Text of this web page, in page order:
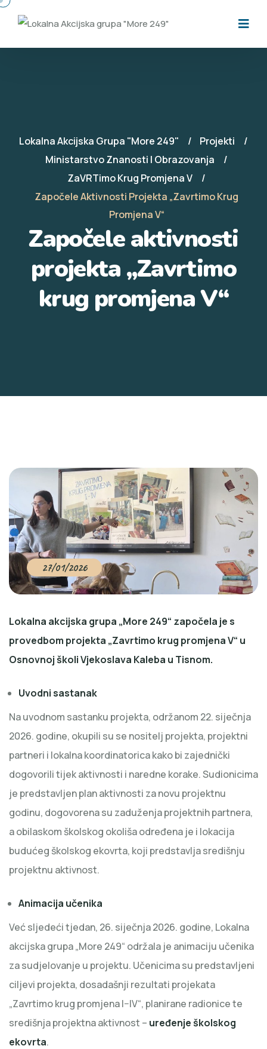
Lokalna Akcijska Grupa "More 249"
Projekti
Ministarstvo Znanosti I Obrazovanja
ZaVRTimo Krug Promjena V
Započele Aktivnosti Projekta „Zavrtimo Krug
Promjena V“
Započele aktivnosti
projekta „Zavrtimo
krug promjena V“
27/01/2026
Lokalna akcijska grupa „More 249“ započela je s
provedbom projekta „Zavrtimo krug promjena V“ u
Osnovnoj školi Vjekoslava Kaleba u Tisnom.
Uvodni sastanak
Na uvodnom sastanku projekta, održanom 22. siječnja
2026. godine, okupili su se nositelj projekta, projektni
partneri i lokalna koordinatorica kako bi zajednički
dogovorili tijek aktivnosti i naredne korake. Sudionicima
je predstavljen plan aktivnosti za novu projektnu
godinu, dogovorena su zaduženja projektnih partnera,
a obilaskom školskog okoliša određena je i lokacija
budućeg školskog ekovrta, koji predstavlja središnju
projektnu aktivnost.
Animacija učenika
Već sljedeći tjedan, 26. siječnja 2026. godine, Lokalna
akcijska grupa „More 249“ održala je animaciju učenika
za sudjelovanje u projektu. Učenicima su predstavljeni
ciljevi projekta, dosadašnji rezultati projekata
„Zavrtimo krug promjena I–IV“, planirane radionice te
središnja projektna aktivnost – uređenje školskog
ekovrta.